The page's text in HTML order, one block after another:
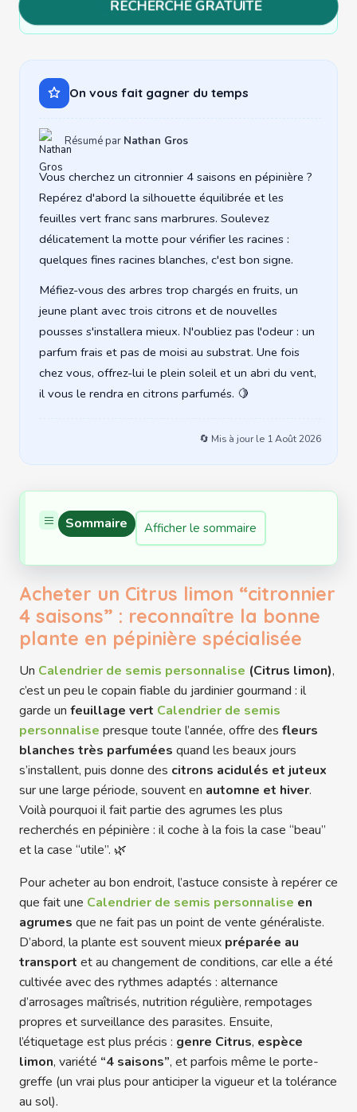
RECHERCHE GRATUITE
On vous fait gagner du temps
Résumé par Nathan Gros
Vous cherchez un citronnier 4 saisons en pépinière ?
Repérez d'abord la silhouette équilibrée et les
feuilles vert franc sans marbrures. Soulevez
délicatement la motte pour vérifier les racines :
quelques fines racines blanches, c'est bon signe.
Méfiez-vous des arbres trop chargés en fruits, un
jeune plant avec trois citrons et de nouvelles
pousses s'installera mieux. N'oubliez pas l'odeur : un
parfum frais et pas de moisi au substrat. Une fois
chez vous, offrez-lui le plein soleil et un abri du vent,
il vous le rendra en citrons parfumés. 🍋
🔄 Mis à jour le 1 Août 2026
Sommaire Afficher le sommaire
Acheter un Citrus limon “citronnier
4 saisons” : reconnaître la bonne
plante en pépinière spécialisée
Un Calendrier de semis personnalise (Citrus limon),
c’est un peu le copain fiable du jardinier gourmand : il
garde un feuillage vert Calendrier de semis
personnalise presque toute l’année, offre des fleurs
blanches très parfumées quand les beaux jours
s’installent, puis donne des citrons acidulés et juteux
sur une large période, souvent en automne et hiver.
Voilà pourquoi il fait partie des agrumes les plus
recherchés en pépinière : il coche à la fois la case “beau”
et la case “utile”. 🌿
Pour acheter au bon endroit, l’astuce consiste à repérer ce
que fait une Calendrier de semis personnalise en
agrumes que ne fait pas un point de vente généraliste.
D’abord, la plante est souvent mieux préparée au
transport et au changement de conditions, car elle a été
cultivée avec des rythmes adaptés : alternance
d’arrosages maîtrisés, nutrition régulière, rempotages
propres et surveillance des parasites. Ensuite,
l’étiquetage est plus précis : genre Citrus, espèce
limon, variété “4 saisons”, et parfois même le porte-
greffe (un vrai plus pour anticiper la vigueur et la tolérance
au sol).